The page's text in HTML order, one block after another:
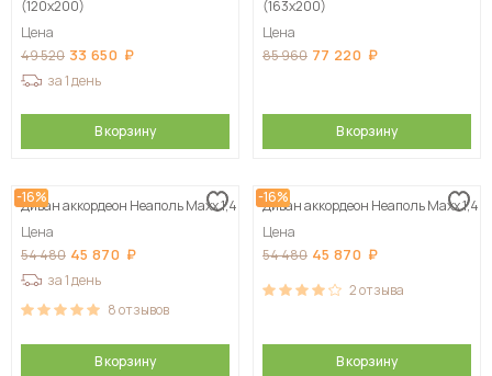
(120х200)
Цена
49 520 33 650
за 1 день
В корзину
(163х200)
Цена
85 960 77 220
В корзину
-16%
Диван аккордеон Неаполь Maxx 1,4
Цена
54 480 45 870
за 1 день
8отзывов
В корзину
-16%
Диван аккордеон Неаполь Maxx 1,4
Цена
54 480 45 870
2отзыва
В корзину